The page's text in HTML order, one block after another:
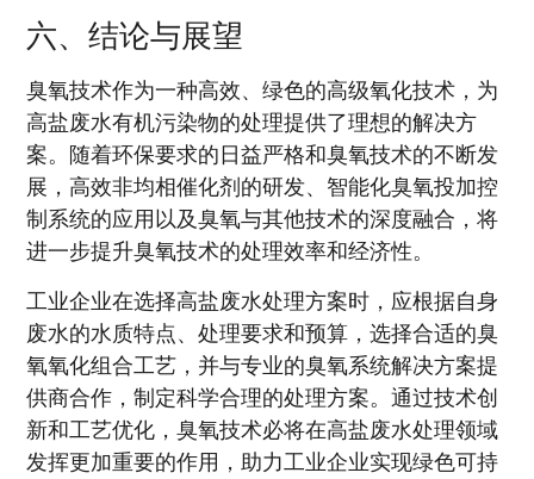
六、结论与展望
臭氧技术作为一种高效、绿色的高级氧化技术，为
高盐废水有机污染物的处理提供了理想的解决方
案。随着环保要求的日益严格和臭氧技术的不断发
展，高效非均相催化剂的研发、智能化臭氧投加控
制系统的应用以及臭氧与其他技术的深度融合，将
进一步提升臭氧技术的处理效率和经济性。
工业企业在选择高盐废水处理方案时，应根据自身
废水的水质特点、处理要求和预算，选择合适的臭
氧氧化组合工艺，并与专业的臭氧系统解决方案提
供商合作，制定科学合理的处理方案。通过技术创
新和工艺优化，臭氧技术必将在高盐废水处理领域
发挥更加重要的作用，助力工业企业实现绿色可持